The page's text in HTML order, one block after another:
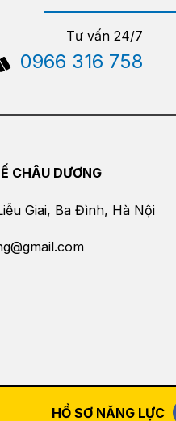
Tư vấn 24/7
0966 316 758
CHÂU DƯƠNG
Giai, Ba Đình, Hà Nội
HỒ SƠ NĂNG LỰC